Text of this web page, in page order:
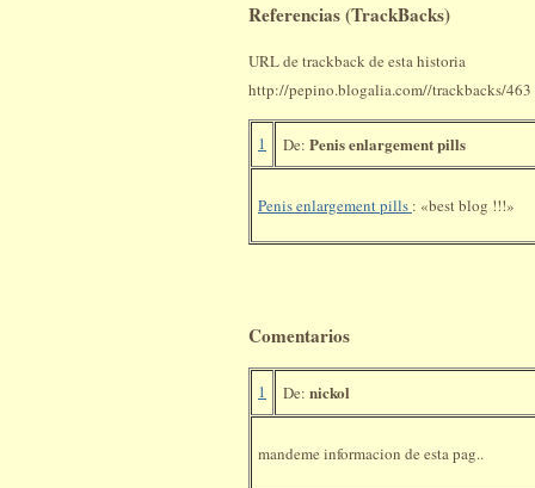
Referencias (TrackBacks)
URL de trackback de esta historia
http://pepino.blogalia.com//trackbacks/463
1 De: Penis enlargement pills
Penis enlargement pills : «best blog !!!»
Comentarios
1 De: nickol
mandeme informacion de esta pag..